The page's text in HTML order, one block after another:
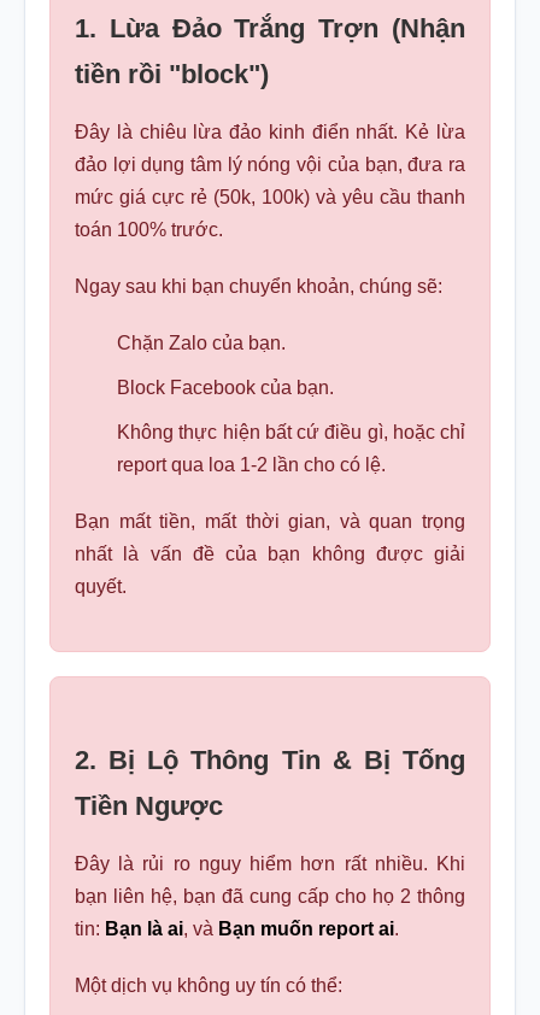
1. Lừa Đảo Trắng Trợn (Nhận
tiền rồi "block")
Đây là chiêu lừa đảo kinh điển nhất. Kẻ lừa
đảo lợi dụng tâm lý nóng vội của bạn, đưa ra
mức giá cực rẻ (50k, 100k) và yêu cầu thanh
toán 100% trước.
Ngay sau khi bạn chuyển khoản, chúng sẽ:
Chặn Zalo của bạn.
Block Facebook của bạn.
Không thực hiện bất cứ điều gì, hoặc chỉ
report qua loa 1-2 lần cho có lệ.
Bạn mất tiền, mất thời gian, và quan trọng
nhất là vấn đề của bạn không được giải
quyết.
2. Bị Lộ Thông Tin & Bị Tống
Tiền Ngược
Đây là rủi ro nguy hiểm hơn rất nhiều. Khi
bạn liên hệ, bạn đã cung cấp cho họ 2 thông
tin: Bạn là ai, và Bạn muốn report ai.
Một dịch vụ không uy tín có thể: